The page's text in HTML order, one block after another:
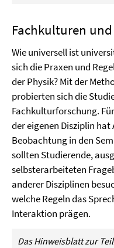
Fachkulturen
Wie universell ist
sich die Praxen und
der Physik? Mit der
probierten sich die
Fachkulturforschung.
der eigenen Disziplin
Beobachtung in den
sollten Studierende,
selbsterarbeiteten
anderer Disziplinen
welche Regeln das
Interaktion prägen.
Das Hinweisblatt zur